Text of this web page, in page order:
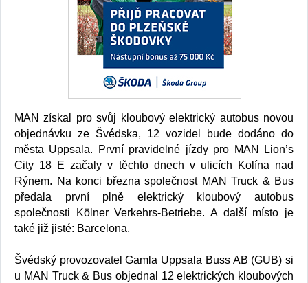
MAN získal pro svůj kloubový elektrický autobus novou
objednávku ze Švédska, 12 vozidel bude dodáno do
města Uppsala. První pravidelné jízdy pro MAN Lion’s
City 18 E začaly v těchto dnech v ulicích Kolína nad
Rýnem. Na konci března společnost MAN Truck & Bus
předala první plně elektrický kloubový autobus
společnosti Kölner Verkehrs-Betriebe. A další místo je
také již jisté: Barcelona.
Švédský provozovatel Gamla Uppsala Buss AB (GUB) si
u MAN Truck & Bus objednal 12 elektrických kloubových